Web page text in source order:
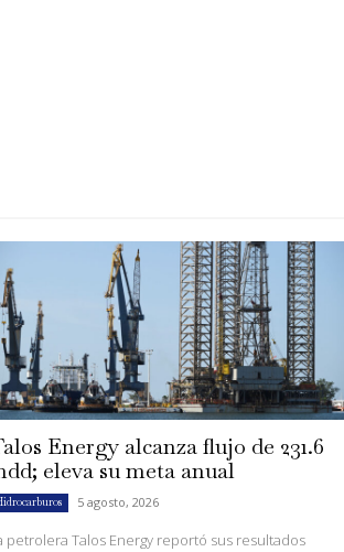
Energy alcanza flujo de 231.6
eleva su meta anual
5 agosto, 2026
petrolera Talos Energy reportó sus resultados